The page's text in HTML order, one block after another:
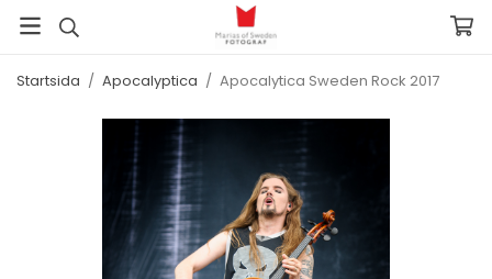
Startsida / Apocalyptica / Apocalytica Sweden Rock 2017